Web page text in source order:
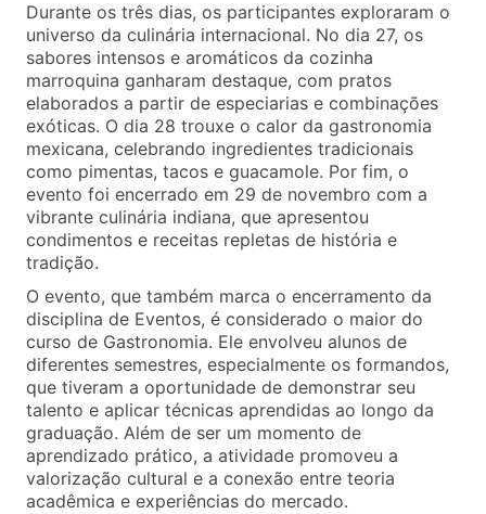
Durante os três dias, os participantes exploraram o
universo da culinária internacional. No dia 27, os
sabores intensos e aromáticos da cozinha
marroquina ganharam destaque, com pratos
elaborados a partir de especiarias e combinações
exóticas. O dia 28 trouxe o calor da gastronomia
mexicana, celebrando ingredientes tradicionais
como pimentas, tacos e guacamole. Por fim, o
evento foi encerrado em 29 de novembro com a
vibrante culinária indiana, que apresentou
condimentos e receitas repletas de história e
tradição.
O evento, que também marca o encerramento da
disciplina de Eventos, é considerado o maior do
curso de Gastronomia. Ele envolveu alunos de
diferentes semestres, especialmente os formandos,
que tiveram a oportunidade de demonstrar seu
talento e aplicar técnicas aprendidas ao longo da
graduação. Além de ser um momento de
aprendizado prático, a atividade promoveu a
valorização cultural e a conexão entre teoria
acadêmica e experiências do mercado.